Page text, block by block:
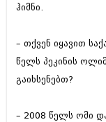
ჰიმნი.
– თქვენ იყავით
წელს პეკინის
გაიხსენებთ?
– 2008 წელს ომი